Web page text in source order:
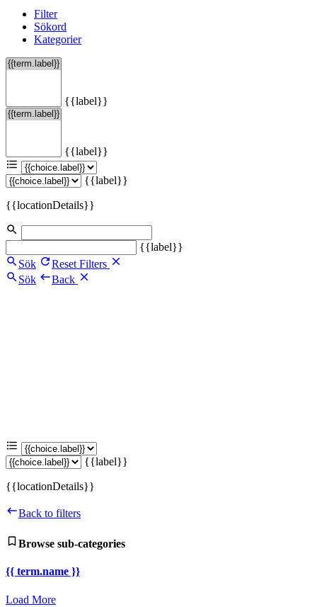
Filter
Sökord
Kategorier
{{label}}
{{label}}
{{label}}
{{locationDetails}}
{{label}}
Sök
Reset Filters
Sök
Back
{{label}}
{{locationDetails}}
Back to filters
Browse sub-categories
{{ term.name }}
Load More